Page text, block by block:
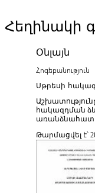
Հեղինակի
Օնլայն
Հոգեբանություն
Սթրեսի
հակազդման
հոգեբանական
խմբերի մոտ
Թարմացվել է՝